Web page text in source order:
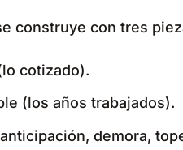
construye con tres
cotizado).
(los años trabajados).
demora,